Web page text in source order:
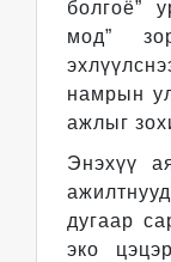
болгоё”
мод”
намрын
ажлыг
Энэхүү
дугаар
эко